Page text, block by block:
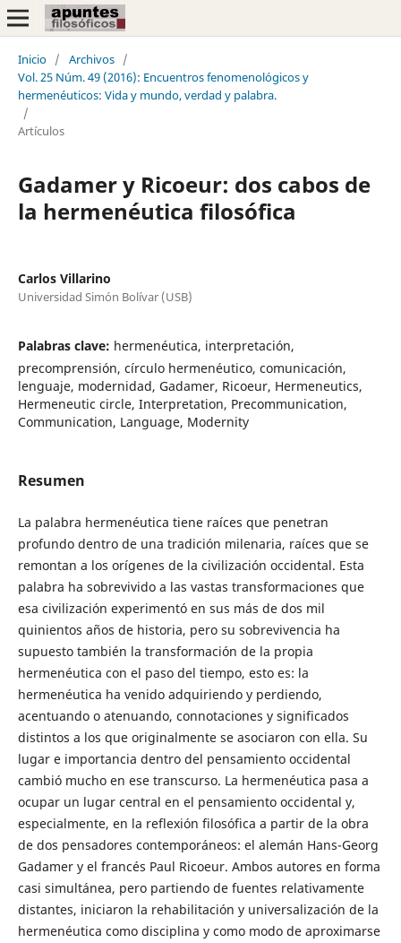
Inicio / Archivos /
Vol. 25 Núm. 49 (2016): Encuentros fenomenológicos y
hermenéuticos: Vida y mundo, verdad y palabra.
/
Artículos
Gadamer y Ricoeur: dos cabos de
la hermenéutica filosófica
Carlos Villarino
Universidad Simón Bolívar (USB)
Palabras clave: hermenéutica, interpretación,
precomprensión, círculo hermenéutico, comunicación,
lenguaje, modernidad, Gadamer, Ricoeur, Hermeneutics,
Hermeneutic circle, Interpretation, Precommunication,
Communication, Language, Modernity
Resumen
La palabra hermenéutica tiene raíces que penetran
profundo dentro de una tradición milenaria, raíces que se
remontan a los orígenes de la civilización occidental. Esta
palabra ha sobrevivido a las vastas transformaciones que
esa civilización experimentó en sus más de dos mil
quinientos años de historia, pero su sobrevivencia ha
supuesto también la transformación de la propia
hermenéutica con el paso del tiempo, esto es: la
hermenéutica ha venido adquiriendo y perdiendo,
acentuando o atenuando, connotaciones y significados
distintos a los que originalmente se asociaron con ella. Su
lugar e importancia dentro del pensamiento occidental
cambió mucho en ese transcurso. La hermenéutica pasa a
ocupar un lugar central en el pensamiento occidental y,
especialmente, en la reflexión filosófica a partir de la obra
de dos pensadores contemporáneos: el alemán Hans-Georg
Gadamer y el francés Paul Ricoeur. Ambos autores en forma
casi simultánea, pero partiendo de fuentes relativamente
distantes, iniciaron la rehabilitación y universalización de la
hermenéutica como disciplina y como modo de aproximarse